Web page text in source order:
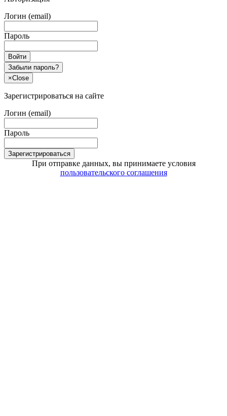
Логин (email)
Пароль
Войти
Забыли пароль?
×Close
Зарегистрироваться на сайте
Логин (email)
Пароль
Зарегистрироваться
При отправке данных, вы принимаете условия
пользовательского соглашения